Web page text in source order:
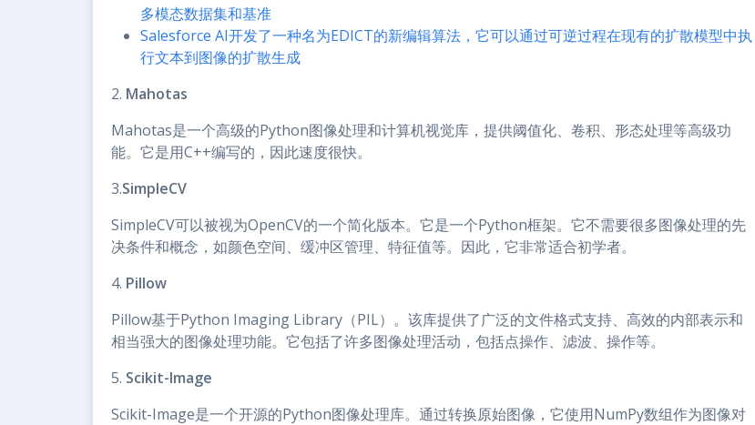
多模态数据集和基准
Salesforce AI开发了一种名为EDICT的新编辑算法，它可以通过可逆过程在现有的扩散模型中执
行文本到图像的扩散生成
2. Mahotas
Mahotas是一个高级的Python图像处理和计算机视觉库，提供阈值化、卷积、形态处理等高级功
能。它是用C++编写的，因此速度很快。
3.SimpleCV
SimpleCV可以被视为OpenCV的一个简化版本。它是一个Python框架。它不需要很多图像处理的先
决条件和概念，如颜色空间、缓冲区管理、特征值等。因此，它非常适合初学者。
4. Pillow
Pillow基于Python Imaging Library（PIL）。该库提供了广泛的文件格式支持、高效的内部表示和
相当强大的图像处理功能。它包括了许多图像处理活动，包括点操作、滤波、操作等。
5. Scikit-Image
Scikit-Image是一个开源的Python图像处理库。通过转换原始图像，它使用NumPy数组作为图像对